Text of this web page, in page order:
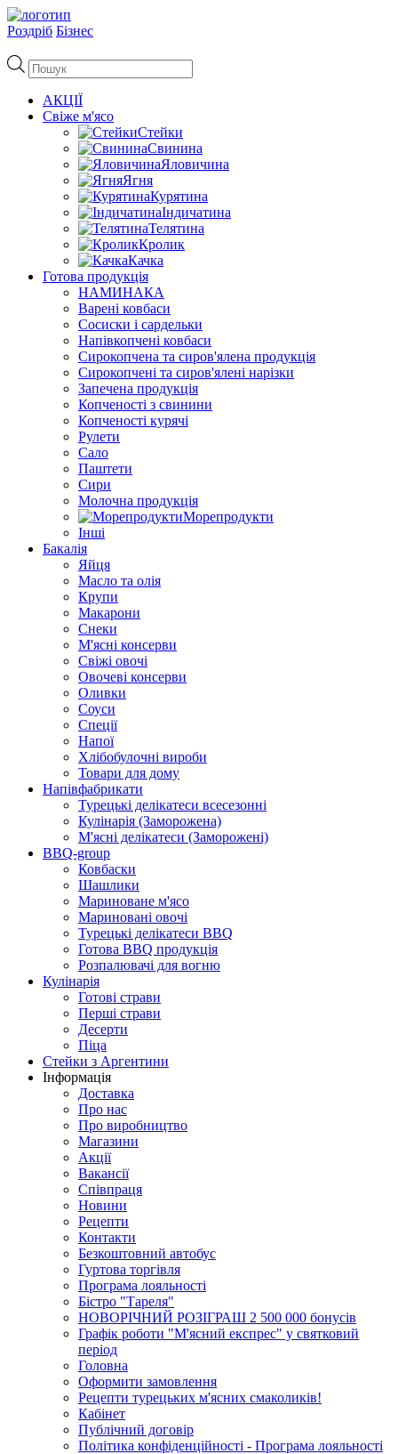
Роздріб Бізнес
Пошук
товарів
АКЦІЇ
Свіже м'ясо
Стейки
Свинина
Яловичина
Ягня
Курятина
Індичатина
Телятина
Кролик
Качка
Готова продукція
НАМИНАКА
Варені ковбаси
Сосиски і сардельки
Напівкопчені ковбаси
Сирокопчена та сиров'ялена продукція
Сирокопчені та сиров'ялені нарізки
Запечена продукція
Копченості з свинини
Копченості курячі
Рулети
Сало
Паштети
Сири
Молочна продукція
Морепродукти
Інші
Бакалія
Яйця
Масло та олія
Крупи
Макарони
Снеки
М'ясні консерви
Свіжі овочі
Овочеві консерви
Оливки
Соуси
Спеції
Напої
Хлібобулочні вироби
Товари для дому
Напівфабрикати
Турецькі делікатеси всесезонні
Кулінарія (Заморожена)
М'ясні делікатеси (Заморожені)
BBQ-group
Ковбаски
Шашлики
Мариноване м'ясо
Мариновані овочі
Турецькі делікатеси BBQ
Готова BBQ продукція
Розпалювачі для вогню
Кулінарія
Готові страви
Перші страви
Десерти
Піца
Стейки з Аргентини
Інформація
Доставка
Про нас
Про виробництво
Магазини
Акції
Вакансії
Співпраця
Новини
Рецепти
Контакти
Безкоштовний автобус
Гуртова торгівля
Програма лояльності
Бістро "Тареля"
НОВОРІЧНИЙ РОЗІГРАШ 2 500 000 бонусів
Графік роботи "М'ясний експрес" у святковий
період
Головна
Оформити замовлення
Рецепти турецьких м'ясних смаколиків!
Кабінет
Публічний договір
Політика конфіденційності - Програма лояльності